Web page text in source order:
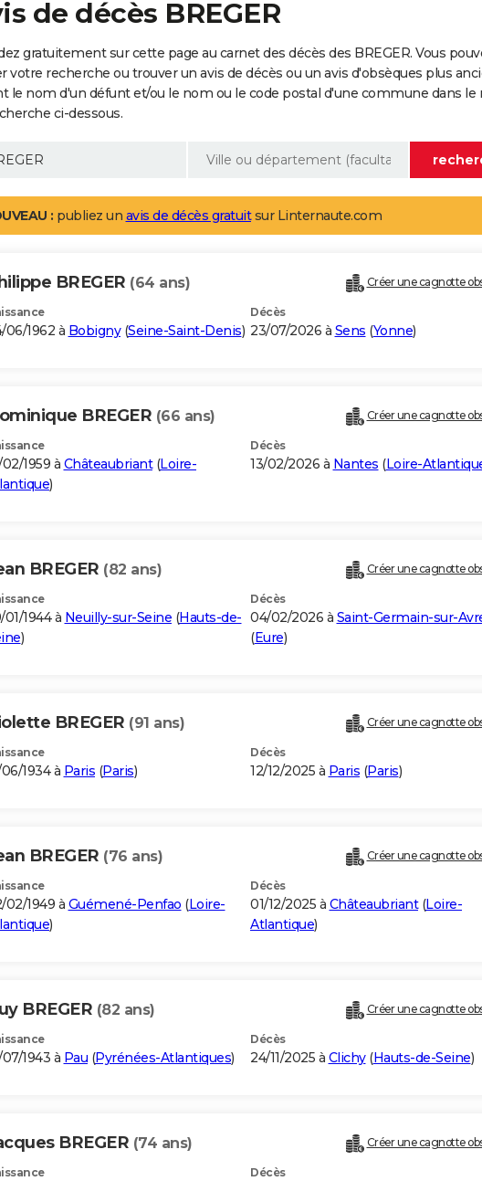
de décès BREGER
gratuitement sur cette page au carnet des décès des BREGER. Vous
votre recherche ou trouver un avis de décès ou un avis d'obsèques plus
le nom d'un défunt et/ou le nom ou le code postal d'une commune dans le
ci-dessous.
: publiez un avis de décès gratuitsur Linternaute.com
BREGER (64 ans) Créer une cagnotte
06/1962 à Bobigny(Seine-Saint-Denis)
Décès
23/07/2026 à Sens (Yonne)
BREGER (66 ans) Créer une cagnotte
02/1959 à Châteaubriant(Loire-
)
Décès
13/02/2026 à Nantes (Loire-
BREGER (82 ans) Créer une cagnotte
01/1944 à Neuilly-sur-Seine (Hauts-de-
)
Décès
04/02/2026 à Saint-Germain-sur-
(Eure)
BREGER (91 ans) Créer une cagnotte
06/1934 à Paris (Paris)
Décès
12/12/2025 à Paris (Paris)
BREGER (76 ans) Créer une cagnotte
02/1949 à Guémené-Penfao (Loire-
)
Décès
01/12/2025 à Châteaubriant(Loire-
Atlantique)
BREGER (82 ans) Créer une cagnotte
07/1943 à Pau (Pyrénées-Atlantiques)
Décès
24/11/2025 à Clichy(Hauts-de-Seine)
BREGER (74 ans) Créer une cagnotte
Décès